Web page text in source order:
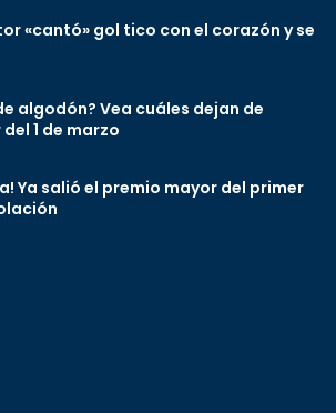
«cantó» gol tico con el corazón y se
algodón? Vea cuáles dejan de
1 de marzo
Ya salió el premio mayor del primer